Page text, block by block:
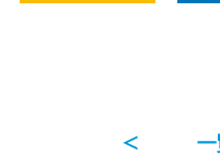
＜ 一